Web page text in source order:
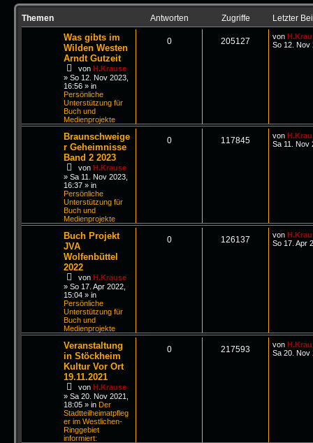
Themen Antworten Zugriffe Letzter
Was gibts im
Wilden Westen
Arndt Gutzeit
von H.Krause
» So 12. Nov 2023,
16:56 » in
Persönliche
Unterstützung für
Buch und
Medienprojekte
0 205127 von
So 12. Nov
Braunschweige
r Geheimnisse
Band 2 2023
von H.Krause
» Sa 11. Nov 2023,
16:37 » in
Persönliche
Unterstützung für
Buch und
Medienprojekte
0 117845 von
Sa 11. Nov
Buch Projekt
JVA
Wolfenbüttel
2022
von H.Krause
» So 17. Apr 2022,
15:04 » in
Persönliche
Unterstützung für
Buch und
Medienprojekte
0 126137 von
So 17. Apr
Veranstaltung
in Stöckheim
Kultur Vor Ort
19.11.2021
von H.Krause
» Sa 20. Nov 2021,
18:05 » in Der
Stadtteilheimatpfleg
er im Westlichen-
Ringgebiet
informiert:
0 217593 von
Sa 20. Nov